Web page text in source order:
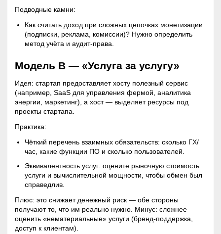
Подводные камни:
Как считать доход при сложных цепочках монетизации
(подписки, реклама, комиссии)? Нужно определить
метод учёта и аудит-права.
Модель B — «Услуга за услугу»
Идея: стартап предоставляет хосту полезный сервис
(например, SaaS для управления фермой, аналитика
энергии, маркетинг), а хост — выделяет ресурсы под
проекты стартапа.
Практика:
Чёткий перечень взаимных обязательств: сколько ГХ/
час, какие функции ПО и сколько пользователей.
Эквивалентность услуг: оцените рыночную стоимость
услуги и вычислительной мощности, чтобы обмен был
справедлив.
Плюс: это снижает денежный риск — обе стороны
получают то, что им реально нужно. Минус: сложнее
оценить «нематериальные» услуги (бренд-поддержка,
доступ к клиентам).